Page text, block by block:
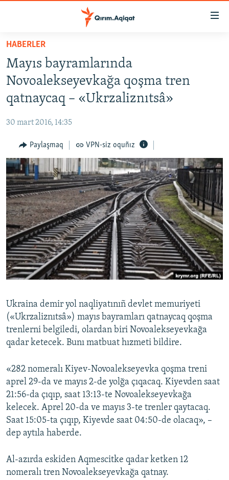
Esas
qaytmaq
Baş
navigatsiyağa
qaytmaq
Qıdıruvğa
HABERLER
SİYASET
İQTİSADİYAT
MEDENİYET
İNSAN AQLARI
VİDEO
SÜRET
BLOGLAR
FİKİR
Русский
Українською
RFE/RS bütün saytları
HABERLER
Mayıs bayramlarında
Novoalekseyevkağa qoşma tren
qatnaycaq – «Ukrzaliznıtsâ»
30 mart 2016, 14:35
Paylaşmaq VPN-siz oquñız
Ukraina demir yol naqliyatınıñ devlet memuriyeti
(«Ukrzaliznıtsâ») mayıs bayramları qatnaycaq qoşma
trenlerni belgiledi, olardan biri Novoalekseyevkağa
qadar ketecek. Bunı matbuat hızmeti bildire.
«282 nomeralı Kiyev-Novoalekseyevka qoşma treni
aprel 29-da ve mayıs 2-de yolğa çıqacaq. Kiyevden saat
21:56-da çıqıp, saat 13:13-te Novoalekseyevkağa
kelecek. Aprel 20-da ve mayıs 3-te trenler qaytacaq.
Saat 15:05-ta çıqıp, Kiyevde saat 04:50-de olacaq», –
dep aytıla haberde.
Al-azırda eskiden Aqmescitke qadar ketken 12
nomeralı tren Novoalekseyevkağa qatnay.